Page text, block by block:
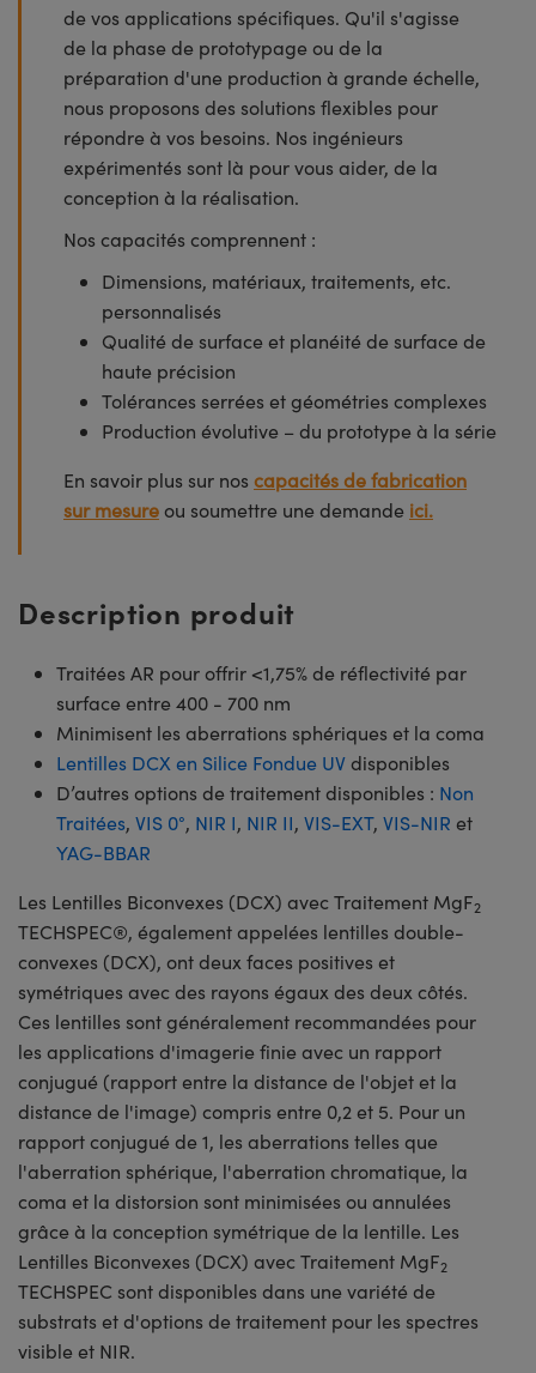
de vos applications spécifiques. Qu'il s'agisse
de la phase de prototypage ou de la
préparation d'une production à grande échelle,
nous proposons des solutions flexibles pour
répondre à vos besoins. Nos ingénieurs
expérimentés sont là pour vous aider, de la
conception à la réalisation.
Nos capacités comprennent :
Dimensions, matériaux, traitements, etc.
personnalisés
Qualité de surface et planéité de surface de
haute précision
Tolérances serrées et géométries complexes
Production évolutive – du prototype à la série
En savoir plus sur nos capacités de fabrication
sur mesure ou soumettre une demande ici.
Description produit
Traitées AR pour offrir <1,75% de réflectivité par
surface entre 400 - 700 nm
Minimisent les aberrations sphériques et la coma
Lentilles DCX en Silice Fondue UV disponibles
D’autres options de traitement disponibles : Non
Traitées, VIS 0°, NIR I, NIR II, VIS-EXT, VIS-NIR et
YAG-BBAR
Les Lentilles Biconvexes (DCX) avec Traitement MgF2
TECHSPEC®, également appelées lentilles double-
convexes (DCX), ont deux faces positives et
symétriques avec des rayons égaux des deux côtés.
Ces lentilles sont généralement recommandées pour
les applications d'imagerie finie avec un rapport
conjugué (rapport entre la distance de l'objet et la
distance de l'image) compris entre 0,2 et 5. Pour un
rapport conjugué de 1, les aberrations telles que
l'aberration sphérique, l'aberration chromatique, la
coma et la distorsion sont minimisées ou annulées
grâce à la conception symétrique de la lentille. Les
Lentilles Biconvexes (DCX) avec Traitement MgF2
TECHSPEC sont disponibles dans une variété de
substrats et d'options de traitement pour les spectres
visible et NIR.